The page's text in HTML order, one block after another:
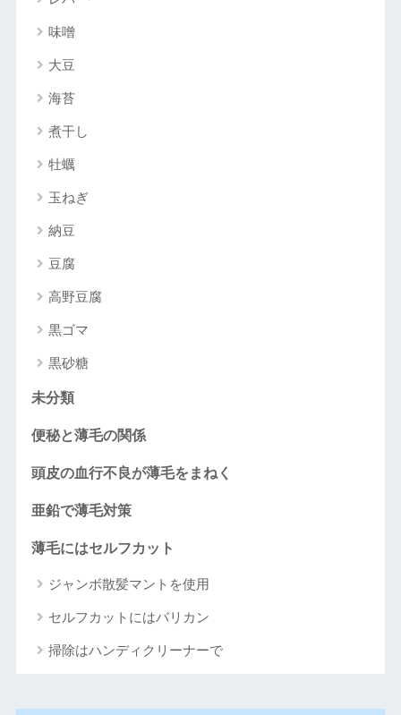
味噌
大豆
海苔
煮干し
牡蠣
玉ねぎ
納豆
豆腐
高野豆腐
黒ゴマ
黒砂糖
未分類
便秘と薄毛の関係
頭皮の血行不良が薄毛をまねく
亜鉛で薄毛対策
薄毛にはセルフカット
ジャンボ散髪マントを使用
セルフカットにはバリカン
掃除はハンディクリーナーで